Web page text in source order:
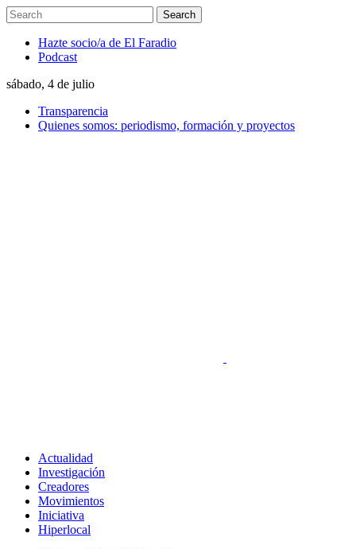
Hazte socio/a de El Faradio
Podcast
sábado, 4 de julio
Transparencia
Quienes somos: periodismo, formación y proyectos
Actualidad
Investigación
Creadores
Movimientos
Iniciativa
Hiperlocal